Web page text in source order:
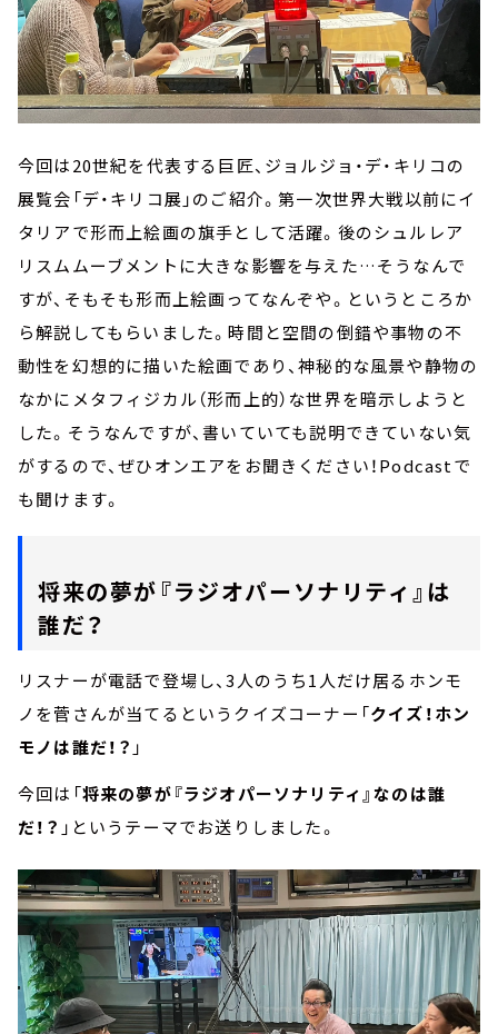
今回は20世紀を代表する巨匠、ジョルジョ・デ・キリコの
展覧会「デ・キリコ展」のご紹介。第一次世界大戦以前にイ
タリアで形而上絵画の旗手として活躍。後のシュルレア
リスムムーブメントに大きな影響を与えた…そうなんで
すが、そもそも形而上絵画ってなんぞや。というところか
ら解説してもらいました。時間と空間の倒錯や事物の不
動性を幻想的に描いた絵画であり、神秘的な風景や静物の
なかにメタフィジカル（形而上的）な世界を暗示しようと
した。そうなんですが、書いていても説明できていない気
がするので、ぜひオンエアをお聞きください！Podcastで
も聞けます。
将来の夢が『ラジオパーソナリティ』は
誰だ？
リスナーが電話で登場し、3人のうち1人だけ居るホンモ
ノを菅さんが当てるというクイズコーナー「クイズ！ホン
モノは誰だ！？ 」
今回は「将来の夢が『ラジオパーソナリティ』なのは誰
だ！？ 」というテーマでお送りしました。